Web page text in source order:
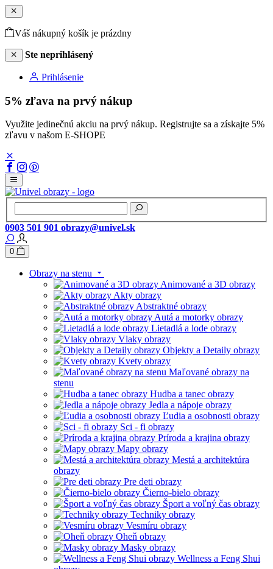
Váš nákupný košík je prázdny
Ste neprihlásený
Prihlásenie
5% zľava na prvý nákup
Využite jedinečnú akciu na prvý nákup. Registrujte sa a získajte 5%
zľavu v našom E-SHOPE
0903 501 901 obrazy@univel.sk
0
Obrazy na stenu
Animované a 3D obrazy
Akty obrazy
Abstraktné obrazy
Autá a motorky obrazy
Lietadlá a lode obrazy
Vlaky obrazy
Objekty a Detaily obrazy
Kvety obrazy
Maľované obrazy na
stenu
Hudba a tanec obrazy
Jedla a nápoje obrazy
Ľudia a osobnosti obrazy
Sci - fi obrazy
Príroda a krajina obrazy
Mapy obrazy
Mestá a architektúra
obrazy
Pre deti obrazy
Čierno-bielo obrazy
Šport a voľný čas obrazy
Techniky obrazy
Vesmíru obrazy
Oheň obrazy
Masky obrazy
Wellness a Feng Shui